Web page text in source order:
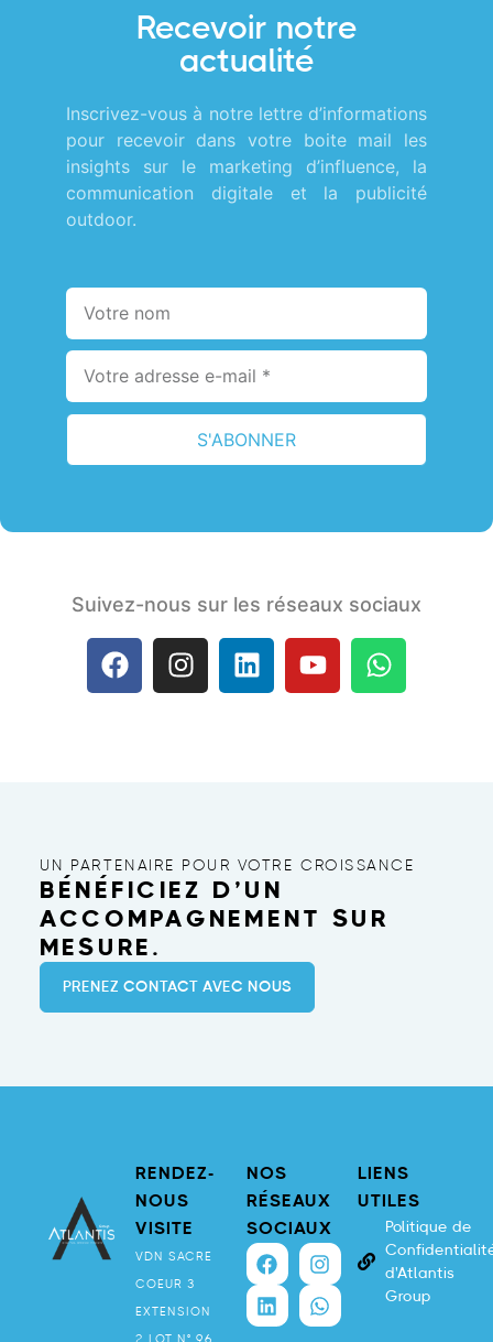
Recevoir notre
actualité
Inscrivez-vous à notre lettre d’informations
pour recevoir dans votre boite mail les
insights sur le marketing d’influence, la
communication digitale et la publicité
outdoor.
S'ABONNER
Suivez-nous sur les réseaux sociaux
UN PARTENAIRE POUR VOTRE CROISSANCE
BÉNÉFICIEZ D’UN
ACCOMPAGNEMENT SUR
MESURE.
PRENEZ CONTACT AVEC NOUS
RENDEZ-
NOUS
VISITE
VDN SACRE
COEUR 3
EXTENSION
2 LOT N° 96
NOS
RÉSEAUX
SOCIAUX
LIENS
UTILES
Politique de
d'Atlantis
Group